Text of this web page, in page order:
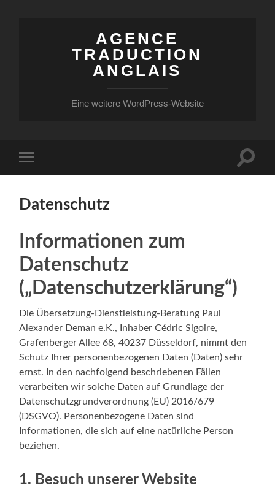
AGENCE
TRADUCTION
ANGLAIS
Eine weitere WordPress-Website
Menü
Datenschutz
Informationen zum
Datenschutz
(„Datenschutzerklärung“)
Die Übersetzung-Dienstleistung-Beratung Paul
Alexander Deman e.K., Inhaber Cédric Sigoire,
Grafenberger Allee 68, 40237 Düsseldorf, nimmt den
Schutz Ihrer personenbezogenen Daten (Daten) sehr
ernst. In den nachfolgend beschriebenen Fällen
verarbeiten wir solche Daten auf Grundlage der
Datenschutzgrundverordnung (EU) 2016/679
(DSGVO). Personenbezogene Daten sind
Informationen, die sich auf eine natürliche Person
beziehen.
1. Besuch unserer Website